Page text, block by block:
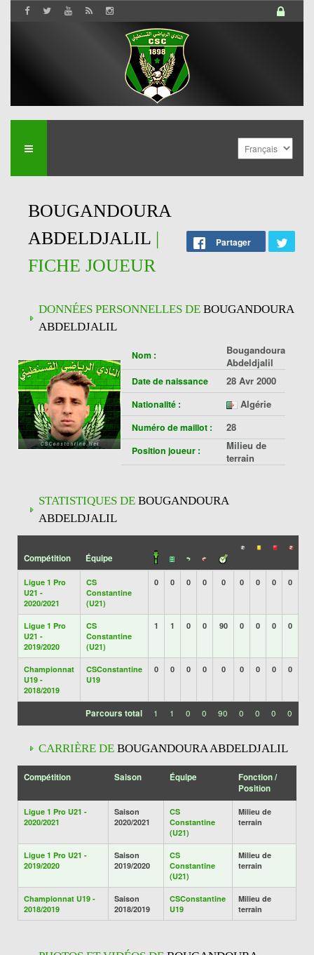
BOUGANDOURA
ABDELDJALIL |
FICHE JOUEUR
Partager
DONNÉES PERSONNELLES DE BOUGANDOURA
ABDELDJALIL
Nom :
Bougandoura
Abdeldjalil
Date de naissance 28 Avr 2000
Nationalité : Algérie
Numéro de maillot : 28
Position joueur :
Milieu de
terrain
STATISTIQUES DE BOUGANDOURA
ABDELDJALIL
Compétition Équipe
Ligue 1 Pro
U21 -
2020/2021
CS
Constantine
(U21)
0 0 0 0 0 0 0 0 0
Ligue 1 Pro
U21 -
2019/2020
CS
Constantine
(U21)
1 1 0 0 90 0 0 0 0
Championnat
U19 -
2018/2019
CSConstantine
U19
0 0 0 0 0 0 0 0 0
Parcours total 1 1 0 0 90 0 0 0 0
CARRIÈRE DE BOUGANDOURA ABDELDJALIL
Compétition Saison Équipe
Fonction /
Position
Ligue 1 Pro U21 -
2020/2021
Saison
2020/2021
CS
Constantine
(U21)
Milieu de
terrain
Ligue 1 Pro U21 -
2019/2020
Saison
2019/2020
CS
Constantine
(U21)
Milieu de
terrain
Championnat U19 -
2018/2019
Saison
2018/2019
CSConstantine
U19
Milieu de
terrain